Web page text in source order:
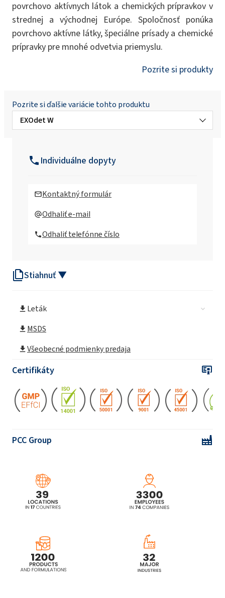
Stiahnuť ▼
Leták
MSDS
Všeobecné podmienky predaja
Certifikáty
PCC Group
povrchovo aktívnych látok a chemických prípravkov v
strednej a východnej Európe. Spoločnosť ponúka
povrchovo aktívne látky, špeciálne prísady a chemické
prípravky pre mnohé odvetvia priemyslu.
Pozrite si produkty
Pozrite si ďalšie variácie tohto produktu
EXOdet W
EXOdet PP1
Individuálne dopyty
Kontaktný formulár
Odhaliť e-mail
Odhaliť telefónne číslo